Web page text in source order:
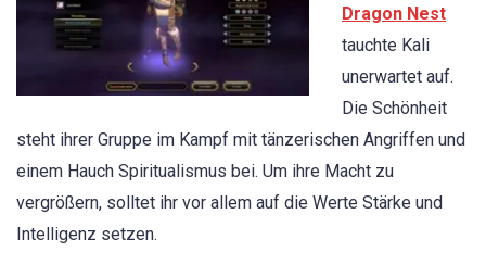
Dragon Nest
tauchte Kali
unerwartet auf.
Die Schönheit
steht ihrer Gruppe im Kampf mit tänzerischen Angriffen und
einem Hauch Spiritualismus bei. Um ihre Macht zu
vergrößern, solltet ihr vor allem auf die Werte Stärke und
Intelligenz setzen.